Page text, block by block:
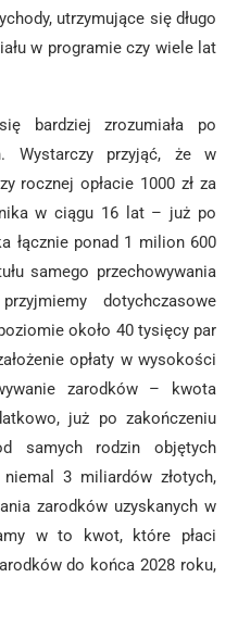
utrzymujące się długo
w programie czy wiele lat
bardziej zrozumiała po
Wystarczy przyjąć, że w
rocznej opłacie 1000 zł za
w ciągu 16 lat – już po
łącznie ponad 1 milion 600
samego przechowywania
dotychczasowe
około 40 tysięcy par
opłaty w wysokości
zarodków – kwota
już po zakończeniu
samych rodzin objętych
3 miliardów złotych,
zarodków uzyskanych w
w to kwot, które płaci
do końca 2028 roku,